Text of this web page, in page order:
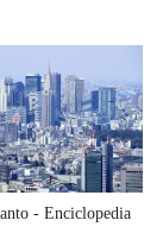
- Enciclopedia